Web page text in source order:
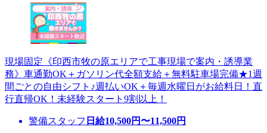
現場固定《印西市牧の原エリアで工事現場で案内・誘導業
務》車通勤OK＋ガソリン代全額支給＋無料駐車場完備★1週
間ごとの自由シフト♪週払いOK＋毎週水曜日がお給料日！直
行直帰OK！未経験スタート9割以上！
警備スタッフ 日給10,500円〜11,500円